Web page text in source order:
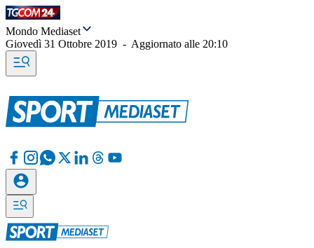
Mondo Mediaset
Giovedì 31 Ottobre 2019 - Aggiornato alle 20:10